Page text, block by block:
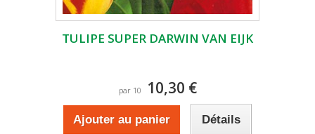
TULIPE SUPER DARWIN VAN EIJK
par 10 10,30 €
Ajouter au panier Détails